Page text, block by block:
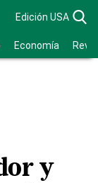
Edición USA
Economía
y